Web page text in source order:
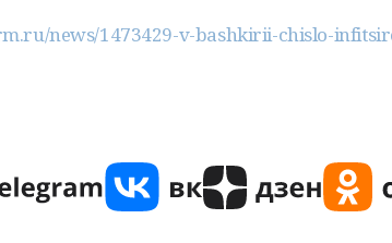
news/1473429-v-bashkirii-chislo-